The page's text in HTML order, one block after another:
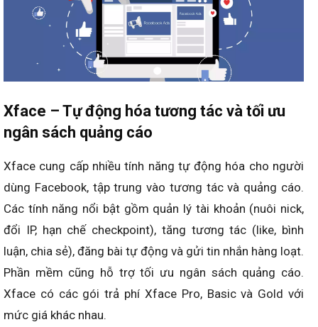
Xface – Tự động hóa tương tác và tối ưu
ngân sách quảng cáo
Xface cung cấp nhiều tính năng tự động hóa cho người
dùng Facebook, tập trung vào tương tác và quảng cáo.
Các tính năng nổi bật gồm quản lý tài khoản (nuôi nick,
đổi IP, hạn chế checkpoint), tăng tương tác (like, bình
luận, chia sẻ), đăng bài tự động và gửi tin nhắn hàng loạt.
Phần mềm cũng hỗ trợ tối ưu ngân sách quảng cáo.
Xface có các gói trả phí Xface Pro, Basic và Gold với
mức giá khác nhau.